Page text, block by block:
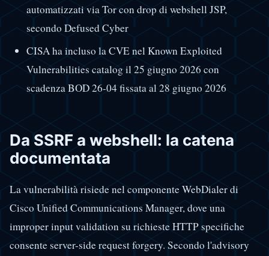
automatizzati via Tor con drop di webshell JSP,
secondo Defused Cyber
CISA ha incluso la CVE nel Known Exploited
Vulnerabilities catalog il 25 giugno 2026 con
scadenza BOD 26-04 fissata al 28 giugno 2026
Da SSRF a webshell: la catena
documentata
La vulnerabilità risiede nel componente WebDialer di
Cisco Unified Communications Manager, dove una
improper input validation su richieste HTTP specifiche
consente server-side request forgery. Secondo l'advisory